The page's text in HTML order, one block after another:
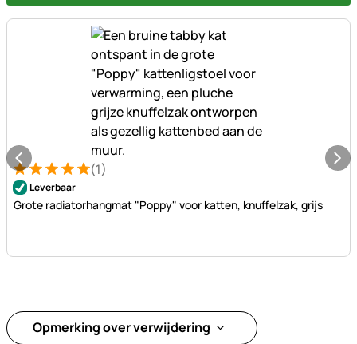
Beoordeling: 5 van 5 (1 beoordelingen)
1 Bewertung (1)
Leverbaar
Grote radiatorhangmat "Poppy" voor katten, knuffelzak, grijs
Opmerking over verwijdering